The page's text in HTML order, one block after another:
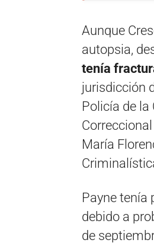
Aunque
autopsia,
tenía
jurisdicción
Policía de la
María
Payne tenía
debido a
de